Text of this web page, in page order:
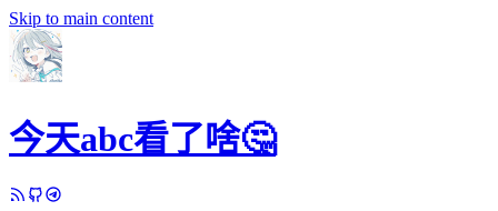
Skip to main content
今天abc看了啥🤔